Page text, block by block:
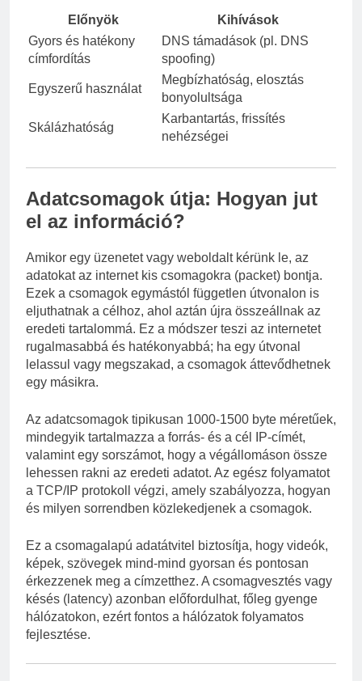
Előnyök
Kihívások
Gyors és hatékony
címfordítás
DNS támadások (pl. DNS
spoofing)
Egyszerű használat
Megbízhatóság, elosztás
bonyolultsága
Skálázhatóság
Karbantartás, frissítés
nehézségei
Adatcsomagok útja: Hogyan jut
el az információ?
Amikor egy üzenetet vagy weboldalt kérünk le, az
adatokat az internet kis csomagokra (packet) bontja.
Ezek a csomagok egymástól független útvonalon is
eljuthatnak a célhoz, ahol aztán újra összeállnak az
eredeti tartalommá. Ez a módszer teszi az internetet
rugalmasabbá és hatékonyabbá; ha egy útvonal
lelassul vagy megszakad, a csomagok áttevődhetnek
egy másikra.
Az adatcsomagok tipikusan 1000-1500 byte méretűek,
mindegyik tartalmazza a forrás- és a cél IP-címét,
valamint egy sorszámot, hogy a végállomáson össze
lehessen rakni az eredeti adatot. Az egész folyamatot
a TCP/IP protokoll végzi, amely szabályozza, hogyan
és milyen sorrendben közlekedjenek a csomagok.
Ez a csomagalapú adatátvitel biztosítja, hogy videók,
képek, szövegek mind-mind gyorsan és pontosan
érkezzenek meg a címzetthez. A csomagvesztés vagy
késés (latency) azonban előfordulhat, főleg gyenge
hálózatokon, ezért fontos a hálózatok folyamatos
fejlesztése.